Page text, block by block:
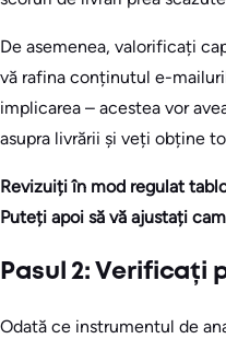
De asemenea, valorificați
vă rafina conținutul e-
implicarea – acestea vor
asupra livrării și veți obține
Revizuiți în mod regulat
Puteți apoi să vă ajustați
Pasul 2: Verificați
Odată ce instrumentul de